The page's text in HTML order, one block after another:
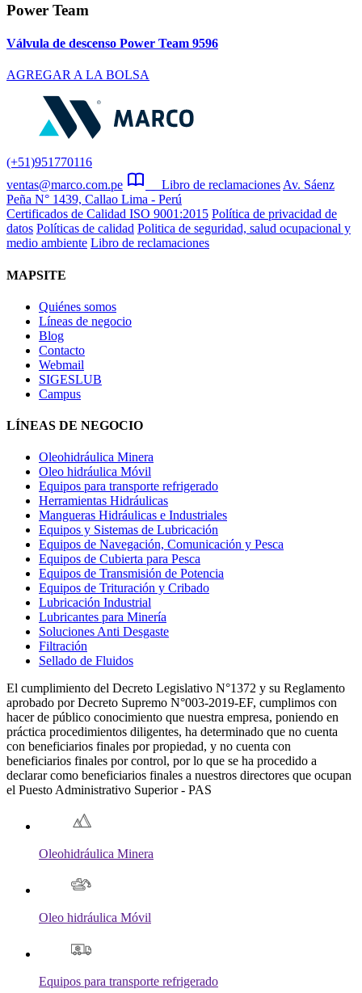
Power Team
Válvula de descenso Power Team 9596
AGREGAR A LA BOLSA
(+51)951770116
ventas@marco.com.pe
Libro de reclamaciones Av. Sáenz
Peña N° 1439, Callao Lima - Perú
Certificados de Calidad ISO 9001:2015 Política de privacidad de
datos Políticas de calidad Politica de seguridad, salud ocupacional y
medio ambiente Libro de reclamaciones
MAPSITE
Quiénes somos
Líneas de negocio
Blog
Contacto
Webmail
SIGESLUB
Campus
LÍNEAS DE NEGOCIO
Oleohidráulica Minera
Oleo hidráulica Móvil
Equipos para transporte refrigerado
Herramientas Hidráulicas
Mangueras Hidráulicas e Industriales
Equipos y Sistemas de Lubricación
Equipos de Navegación, Comunicación y Pesca
Equipos de Cubierta para Pesca
Equipos de Transmisión de Potencia
Equipos de Trituración y Cribado
Lubricación Industrial
Lubricantes para Minería
Soluciones Anti Desgaste
Filtración
Sellado de Fluidos
El cumplimiento del Decreto Legislativo N°1372 y su Reglamento
aprobado por Decreto Supremo N°003-2019-EF, cumplimos con
hacer de público conocimiento que nuestra empresa, poniendo en
práctica procedimientos diligentes, ha determinado que no cuenta
con beneficiarios finales por propiedad, y no cuenta con
beneficiarios finales por control, por lo que se ha procedido a
declarar como beneficiarios finales a nuestros directores que ocupan
el Puesto Administrativo Superior - PAS
Oleohidráulica Minera
Oleo hidráulica Móvil
Equipos para transporte refrigerado